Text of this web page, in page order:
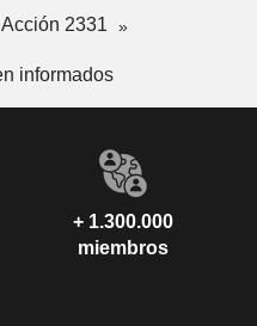
Acción 2331
informados
+ 1.300.000
miembros